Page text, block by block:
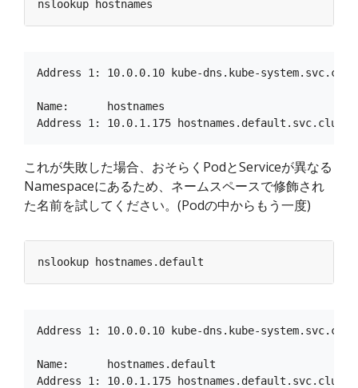
Address 1: 10.0.0.10 kube-dns.kube-
Name:      hostnames
これが失敗した場合、おそらくPodとServiceが異なる
Namespaceにあるため、ネームスペースで修飾され
た名前を試してください。(Podの中からもう一度)
Address 1: 10.0.0.10 kube-dns.kube-
Name:      hostnames.default